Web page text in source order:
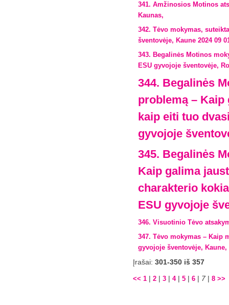
341. Amžinosios Motinos
Kaunas,
342. Tėvo mokymas,
šventovėje, Kaune 2024 09
343. Begalinės Motinos
ESU gyvojoje šventovėje,
344. Begalinės
problemą –
kaip eiti tuo
gyvojoje
345. Begalinės
Kaip galima
charakterio
ESU gyvojoje
346. Visuotinio Tėvo
347. Tėvo mokymas – Kaip
gyvojoje šventovėje, Kaune,
Įrašai: 301-350 iš 357
<< 1 | 2 | 3 | 4| 5 | 6 | 7 | 8 >>